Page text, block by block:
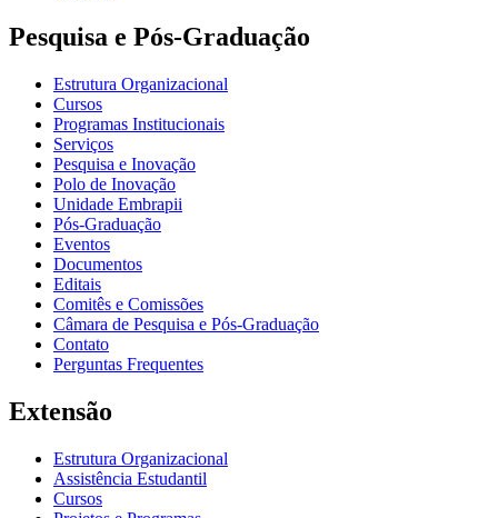
Pesquisa e Pós-Graduação
Estrutura Organizacional
Cursos
Programas Institucionais
Serviços
Pesquisa e Inovação
Polo de Inovação
Unidade Embrapii
Pós-Graduação
Eventos
Documentos
Editais
Comitês e Comissões
Câmara de Pesquisa e Pós-Graduação
Contato
Perguntas Frequentes
Extensão
Estrutura Organizacional
Assistência Estudantil
Cursos